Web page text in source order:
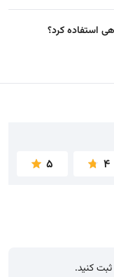
استفاده کرد؟
4
5
کنید.